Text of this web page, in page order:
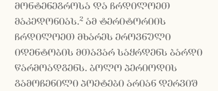
მონტენეგროსა და ჩრდილოეთ
მაკედონიას.2 ამ ტერიტორიის
ჩრდილოეთ მხარეს ეროვნული
იდენტობის მთავარ საყრდენს ბარდი
წარმოადგენს. ბოლო პერიოდის
გამოჩენილი პოეტები არიან დერვიშ